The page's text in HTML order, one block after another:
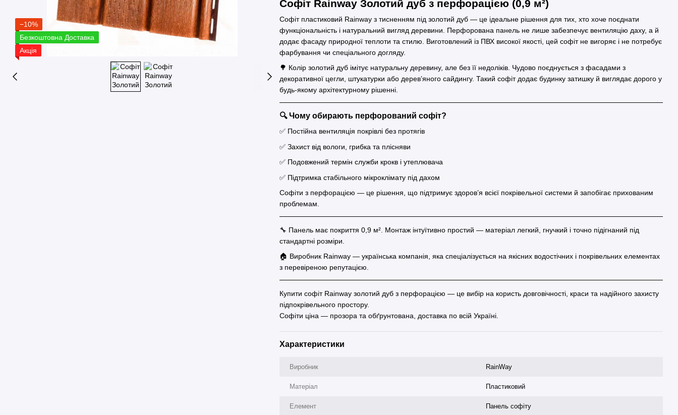
−10%
Безкоштовна Доставка
Акція
Софіт Rainway Золотий дуб з перфорацією (0,9 м²)
Софіт пластиковий Rainway з тисненням під золотий дуб — це ідеальне рішення для тих, хто хоче поєднати
функціональність і натуральний вигляд деревини. Перфорована панель не лише забезпечує вентиляцію даху, а й
додає фасаду природної теплоти та стилю. Виготовлений із ПВХ високої якості, цей софіт не вигоряє і не потребує
фарбування чи спеціального догляду.
🌳 Колір золотий дуб імітує натуральну деревину, але без її недоліків. Чудово поєднується з фасадами з
декоративної цегли, штукатурки або дерев’яного сайдингу. Такий софіт додає будинку затишку й виглядає дорого у
будь-якому архітектурному рішенні.
🔍 Чому обирають перфорований софіт?
✅ Постійна вентиляція покрівлі без протягів
✅ Захист від вологи, грибка та плісняви
✅ Подовжений термін служби крокв і утеплювача
✅ Підтримка стабільного мікроклімату під дахом
Софіти з перфорацією — це рішення, що підтримує здоров’я всієї покрівельної системи й запобігає прихованим
проблемам.
🔧 Панель має покриття 0,9 м². Монтаж інтуїтивно простий — матеріал легкий, гнучкий і точно підігнаний під
стандартні розміри.
🏠 Виробник Rainway — українська компанія, яка спеціалізується на якісних водостічних і покрівельних елементах
з перевіреною репутацією.
Купити софіт Rainway золотий дуб з перфорацією — це вибір на користь довговічності, краси та надійного захисту
підпокрівельного простору.
Софіти ціна — прозора та обґрунтована, доставка по всій Україні.
Характеристики
Виробник RainWay
Матеріал Пластиковий
Елемент Панель софіту